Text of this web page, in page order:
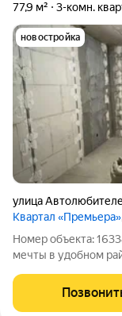
77,9 м² 3-комн.
новостройка
улица
Квартал «Премьера»
Номер объекта:
мечты в удобном
штукатурку уже
плиточным клеем